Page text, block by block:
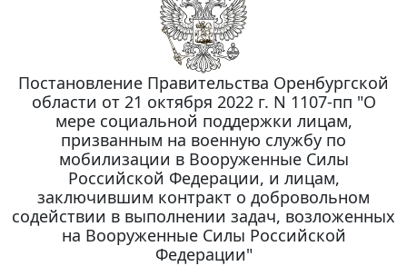
Постановление Правительства Оренбургской
области от 21 октября 2022 г. N 1107-пп "О
мере социальной поддержки лицам,
призванным на военную службу по
мобилизации в Вооруженные Силы
Российской Федерации, и лицам,
заключившим контракт о добровольном
содействии в выполнении задач, возложенных
на Вооруженные Силы Российской
Федерации"